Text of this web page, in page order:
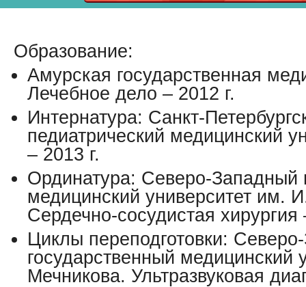
Образование:
Амурская государственная
Лечебное дело – 2012 г.
Интернатура: Санкт-
педиатрический медицинский
– 2013 г.
Ординатура: Северо-Западный
медицинский университет им.
Сердечно-сосудистая хирургия
Циклы переподготовки:
государственный медицинский
Мечникова. Ультразвуковая